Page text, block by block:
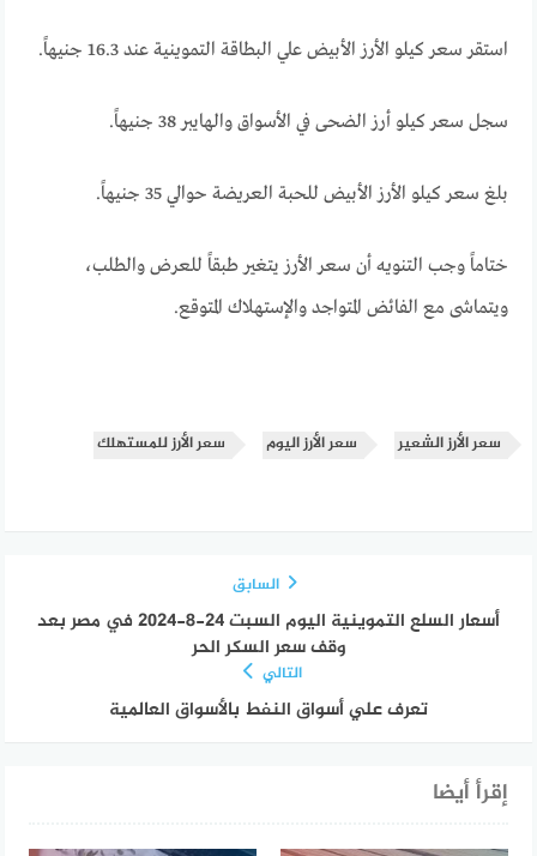
استقر سعر كيلو الأرز الأبيض علي البطاقة التموينية عند 16.3 جنيهاً.
سجل سعر كيلو أرز الضحى في الأسواق والهايبر 38 جنيهاً.
بلغ سعر كيلو الأرز الأبيض للحبة العريضة حوالي 35 جنيهاً.
ختاماً وجب التنويه أن سعر الأرز يتغير طبقاً للعرض والطلب،
ويتماشى مع الفائض المتواجد والإستهلاك المتوقع.
سعر الأرز الشعير سعر الأرز اليوم سعر الأرز للمستهلك
السابق
أسعار السلع التموينية اليوم السبت 24-8-2024 في مصر بعد
وقف سعر السكر الحر
التالي
تعرف علي أسواق النفط بالأسواق العالمية
إقرأ أيضا